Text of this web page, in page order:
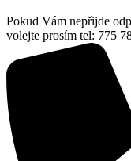
Pokud Vám nepřijde
volejte prosím tel: 775